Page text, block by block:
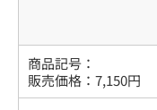
商品記号：
販売価格： 7,150円